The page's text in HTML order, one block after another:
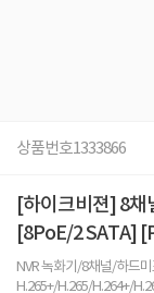
상품번호1333866
[하이크비젼] 8
[8PoE/2 SATA]
NVR 녹화기/8채널/하드
H.265+/H.265/H.264+/